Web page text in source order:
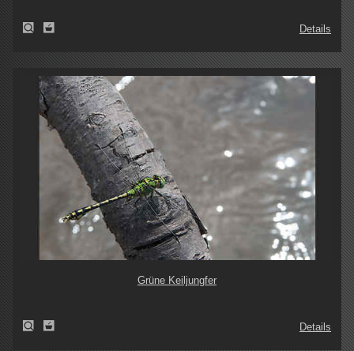
Details
Grüne Keiljungfer
Details